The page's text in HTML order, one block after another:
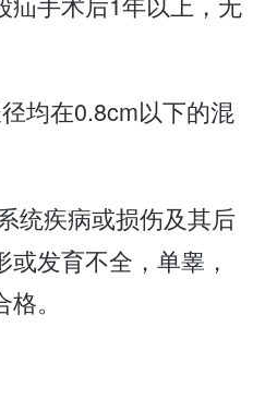
均在0.8cm以下的混
统疾病或损伤及其后
发育不全，单睾，
。